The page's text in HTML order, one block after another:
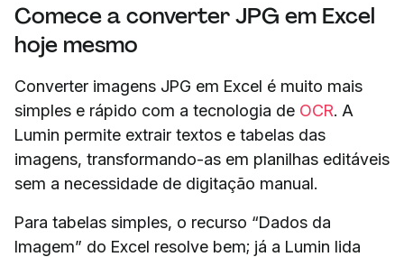
Comece a converter JPG em Excel
hoje mesmo
Converter imagens JPG em Excel é muito mais
simples e rápido com a tecnologia de OCR. A
Lumin permite extrair textos e tabelas das
imagens, transformando-as em planilhas editáveis
sem a necessidade de digitação manual.
Para tabelas simples, o recurso “Dados da
Imagem” do Excel resolve bem; já a Lumin lida